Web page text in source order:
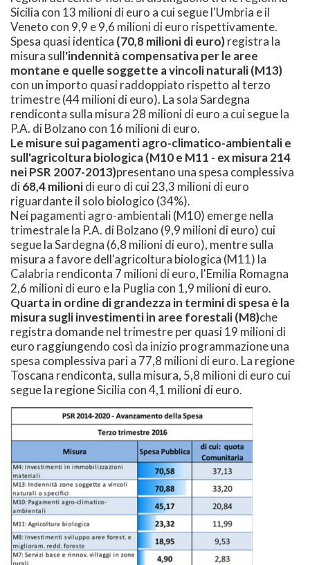
Sicilia con 13 milioni di euro a cui segue l'Umbria e il
Veneto con 9,9 e 9,6 milioni di euro rispettivamente.
Spesa quasi identica (70,8 milioni di euro)registra la
misura sull'indennità compensativa per le aree
montane e quelle soggette a vincoli naturali (M13)
con un importo quasi raddoppiato rispetto al terzo
trimestre (44 milioni di euro). La sola Sardegna
rendiconta sulla misura 28 milioni di euro a cui segue la
P.A. di Bolzano con 16 milioni di euro.
Le misure sui pagamenti agro-climatico-ambientali e
sull'agricoltura biologica (M10 e M11 - ex misura 214
nei PSR 2007-2013)presentano una spesa complessiva
di68,4 milionidi euro di cui 23,3 milioni di euro
riguardante il solo biologico (34%).
Nei pagamenti agro-ambientali (M10) emerge nella
trimestrale la P.A. di Bolzano (9,9 milioni di euro) cui
segue la Sardegna (6,8 milioni di euro), mentre sulla
misura a favore dell'agricoltura biologica (M11) la
Calabria rendiconta 7 milioni di euro, l'Emilia Romagna
2,6 milioni di euro e la Puglia con 1,9 milioni di euro.
Quarta in ordine di grandezza in termini di spesa è la
misura sugli investimenti in aree forestali (M8)che
registra domande nel trimestre per quasi 19 milioni di
euro raggiungendo così da inizio programmazione una
spesa complessiva pari a 77,8 milioni di euro. La regione
Toscana rendiconta, sulla misura, 5,8 milioni di euro cui
segue la regione Sicilia con 4,1 milioni di euro.